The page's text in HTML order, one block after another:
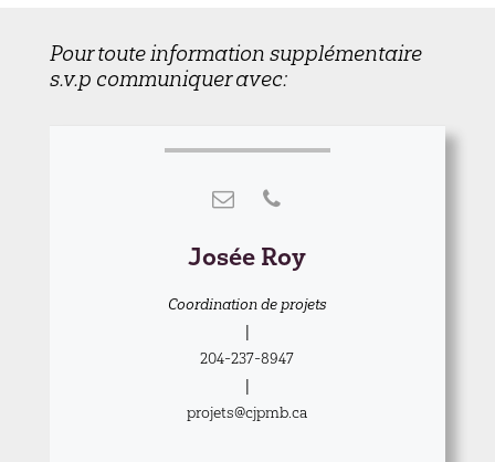
Pour toute information supplémentaire
s.v.p communiquer avec:
Josée Roy
Coordination de projets
|
204-237-8947
|
projets@cjpmb.ca